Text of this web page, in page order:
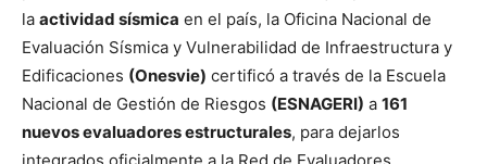
la actividad sísmica en el país, la Oficina Nacional de
Evaluación Sísmica y Vulnerabilidad de Infraestructura y
Edificaciones (Onesvie) certificó a través de la Escuela
Nacional de Gestión de Riesgos (ESNAGERI) a 161
nuevos evaluadores estructurales, para dejarlos
integrados oficialmente a la Red de Evaluadores